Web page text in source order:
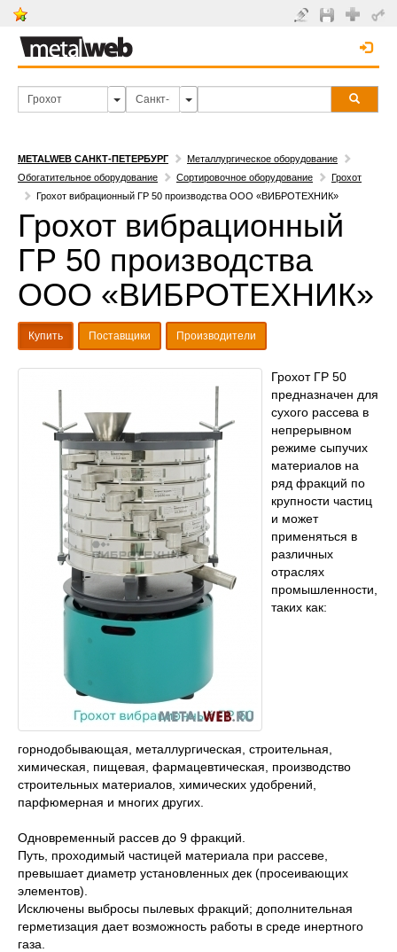
METALWEB САНКТ-ПЕТЕРБУРГ
Металлургическое оборудование
Обогатительное оборудование
Сортировочное оборудование
Грохот
Грохот вибрационный ГР 50 производства ООО «ВИБРОТЕХНИК»
Грохот вибрационный
ГР 50 производства
ООО «ВИБРОТЕХНИК»
Купить Поставщики Производители
Грохот ГР 50
предназначен для
сухого рассева в
непрерывном
режиме сыпучих
материалов на
ряд фракций по
крупности частиц
и может
применяться в
различных
отраслях
промышленности,
таких как:
горнодобывающая, металлургическая, строительная,
химическая, пищевая, фармацевтическая, производство
строительных материалов, химических удобрений,
парфюмерная и многих других.
Одновременный рассев до 9 фракций.
Путь, проходимый частицей материала при рассеве,
превышает диаметр установленных дек (просеивающих
элементов).
Исключены выбросы пылевых фракций; дополнительная
герметизация дает возможность работы в среде инертного
газа.